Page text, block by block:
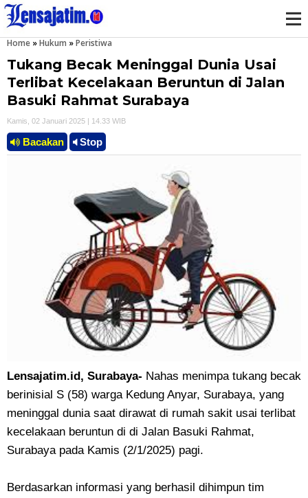
Home »Hukum »Peristiwa
Tukang Becak Meninggal Dunia Usai
Terlibat Kecelakaan Beruntun di Jalan
Basuki Rahmat Surabaya
Kamis, 02 Januari 2025 | 14.33 WIB
Bacakan Stop
Lensajatim.id, Surabaya- Nahas menimpa tukang becak
berinisial S (58) warga Kedung Anyar, Surabaya, yang
meninggal dunia saat dirawat di rumah sakit usai terlibat
kecelakaan beruntun di di Jalan Basuki Rahmat,
Surabaya pada Kamis (2/1/2025) pagi.
Berdasarkan informasi yang berhasil dihimpun tim